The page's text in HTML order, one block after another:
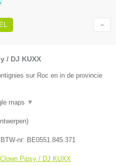
/ DJ KUXX
sur Roc en in de provincie
maps ▼
)
nr: BE0551.845.371
Pipsy / DJ KUXX